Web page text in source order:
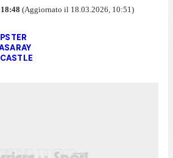
(Aggiornato il 18.03.2026, 10:51)